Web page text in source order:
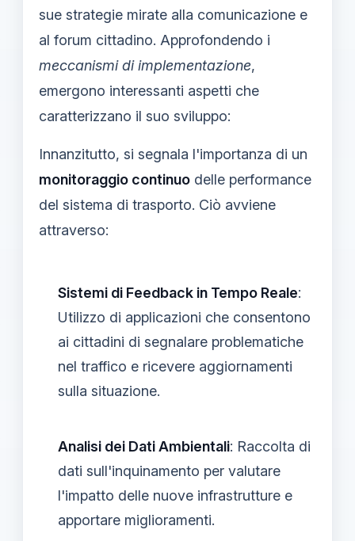
sue strategie mirate alla comunicazione e
al forum cittadino. Approfondendo i
meccanismi di implementazione,
emergono interessanti aspetti che
caratterizzano il suo sviluppo:
Innanzitutto, si segnala l'importanza di un
monitoraggio continuo delle performance
del sistema di trasporto. Ciò avviene
attraverso:
Sistemi di Feedback in Tempo Reale:
Utilizzo di applicazioni che consentono
ai cittadini di segnalare problematiche
nel traffico e ricevere aggiornamenti
sulla situazione.
Analisi dei Dati Ambientali: Raccolta di
dati sull'inquinamento per valutare
l'impatto delle nuove infrastrutture e
apportare miglioramenti.